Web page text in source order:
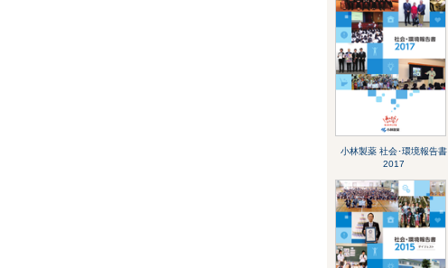
小林製薬 社会･環境報告書
2017